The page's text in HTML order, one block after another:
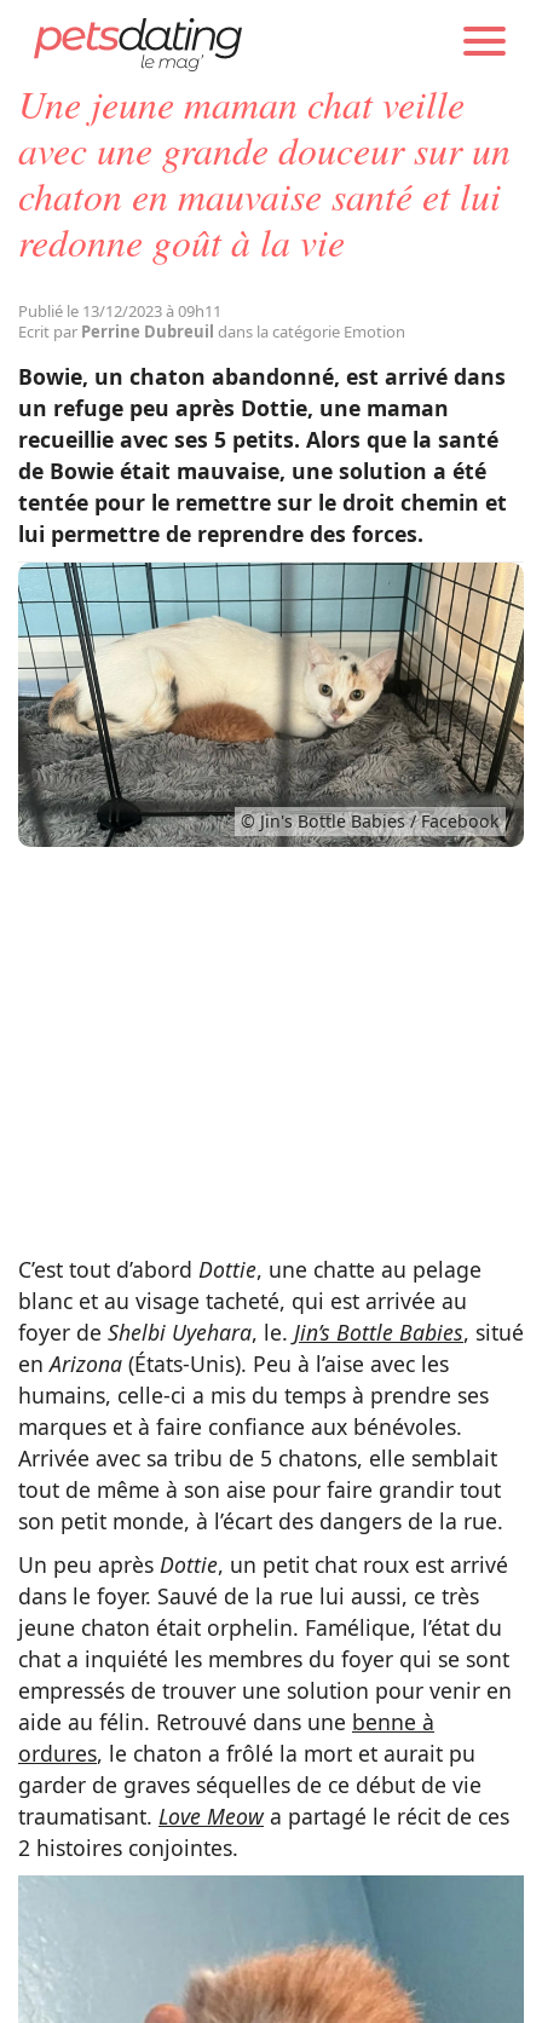
Chien
Chat
Tops
Sauvetages
Conso
PETS DATING ACTUALITÉS EMOTION
Une jeune maman chat veille
avec une grande douceur sur un
chaton en mauvaise santé et lui
redonne goût à la vie
Publié le 13/12/2023 à 09h11
Ecrit par Perrine Dubreuil dans la catégorie Emotion
Bowie, un chaton abandonné, est arrivé dans
un refuge peu après Dottie, une maman
recueillie avec ses 5 petits. Alors que la santé
de Bowie était mauvaise, une solution a été
tentée pour le remettre sur le droit chemin et
lui permettre de reprendre des forces.
© Jin's Bottle Babies / Facebook
C’est tout d’abord Dottie, une chatte au pelage
blanc et au visage tacheté, qui est arrivée au
foyer de Shelbi Uyehara, le. Jin’s Bottle Babies, situé
enArizona (États-Unis). Peu à l’aise avec les
humains, celle-ci a mis du temps à prendre ses
marques et à faire confiance aux bénévoles.
Arrivée avec sa tribu de 5 chatons, elle semblait
tout de même à son aise pour faire grandir tout
son petit monde, à l’écart des dangers de la rue.
Un peu après Dottie, un petit chat roux est arrivé
dans le foyer. Sauvé de la rue lui aussi, ce très
jeune chaton était orphelin. Famélique, l’état du
chat a inquiété les membres du foyer qui se sont
empressés de trouver une solution pour venir en
aide au félin. Retrouvé dans une benne à
ordures, le chaton a frôlé la mort et aurait pu
garder de graves séquelles de ce début de vie
traumatisant. Love Meowa partagé le récit de ces
2 histoires conjointes.